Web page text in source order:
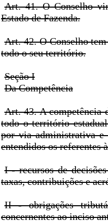
Art. 41. O Conselho
Estado de Fazenda.
Art. 42. O Conselho
todo o seu território.
Seção I
Da Competência
Art. 43. A competência
todo o território
por via administrativa
entendidos os referentes
I - recursos de
taxas, contribuições e
II - obrigações
concernentes ao inciso